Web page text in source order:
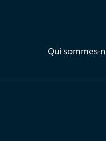
Qui sommes-